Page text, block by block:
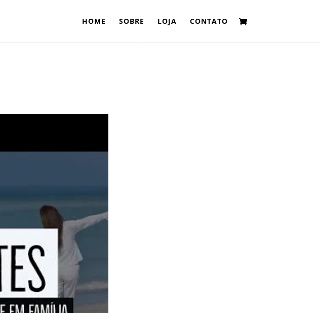
HOME SOBRE LOJA CONTATO